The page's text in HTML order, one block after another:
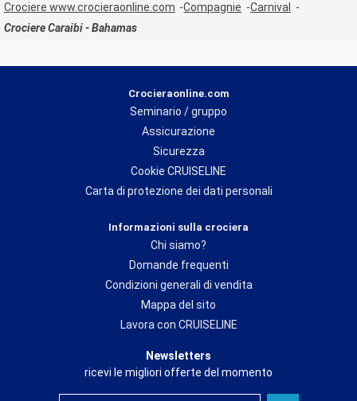
Crociere www.crocieraonline.com Compagnie
Carnival
Crociere Caraibi - Bahamas
Crocieraonline.com
Seminario / gruppo
Assicurazione
Sicurezza
Cookie CRUISELINE
Carta di protezione dei dati personali
Informazioni sulla crociera
Chi siamo?
Domande frequenti
Condizioni generali di vendita
Mappa del sito
Lavora con CRUISELINE
Newsletters
ricevi le migliori offerte del momento